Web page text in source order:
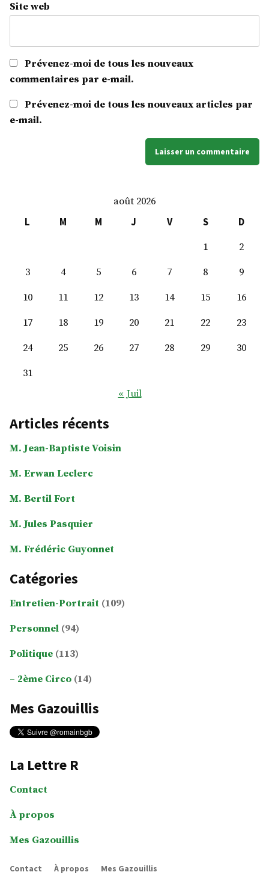
Site web
Prévenez-moi de tous les nouveaux
commentaires par e-mail.
Prévenez-moi de tous les nouveaux articles par
e-mail.
août 2026
L
M M J V S
D
1
2
3
4 5 6 7 8
9
10
11 12 13 14 15
16
17
18 19 20 21 22
23
24
25 26 27 28 29
30
31
« Juil
Articles récents
M. Jean-Baptiste Voisin
M. Erwan Leclerc
M. Bertil Fort
M. Jules Pasquier
M. Frédéric Guyonnet
Catégories
Entretien-Portrait (109)
Personnel (94)
Politique (113)
2ème Circo (14)
Mes Gazouillis
La Lettre R
Contact
À propos
Mes Gazouillis
Contact À propos Mes Gazouillis